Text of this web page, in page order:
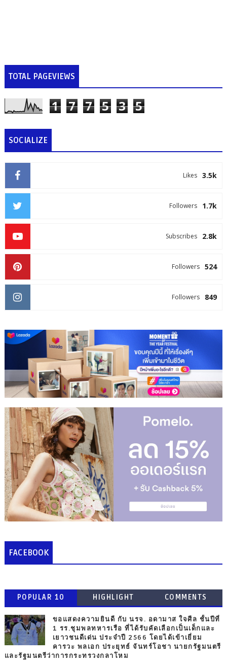
TOTAL PAGEVIEWS
1 7 7 5 3 5
SOCIALIZE
3.5k
Likes
1.7k
Followers
2.8k
Subscribes
524
Followers
849
Followers
FACEBOOK
POPULAR 10 HIGHLIGHT COMMENTS
ขอแสดงความยินดี กับ นรจ. อดามาส ใจศีล ชั้นปีที่
1 รร.ชุมพลทหารเรือ ที่ได้รับคัดเลือกเป็นเด็กและ
เยาวชนดีเด่น ประจำปี 2566 โดยได้เข้าเยี่ยม
คารวะ พลเอก ประยุทธ์ จันทร์โอชา นายกรัฐมนตรี
และรัฐมนตรีว่าการกระทรวงกลาโหม